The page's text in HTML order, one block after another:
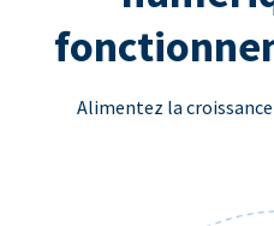
Alimentez la